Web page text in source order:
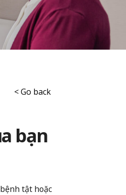
< Go back
bạn
tật hoặc